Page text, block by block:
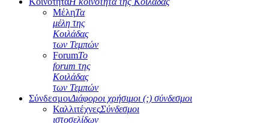
ΜέληΤα
μέλη της
Κοιλάδας
των Τεμπών
ForumΤο
forum της
Κοιλάδας
των Τεμπών
ΣύνδεσμοιΔιάφοροι χρήσιμοι (;) σύνδεσμοι
ΚαλλιτέχνεςΣύνδεσμοι
ιστοσελίδων